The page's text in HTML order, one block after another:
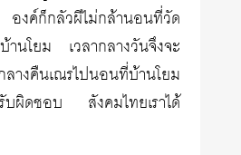
งค์ก็กลัวผีไม่กล้านอนที่วัด
านโยม เวลากลางวันจึงจะ
คืนเณรไปนอนที่บ้านโยม
บผิดชอบ สังคมไทยเราได้